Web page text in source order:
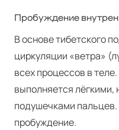
Пробуждение
В основе тибетского
циркуляции «ветра»
всех процессов в
выполняется лёгкими,
подушечками пальцев.
пробуждение.